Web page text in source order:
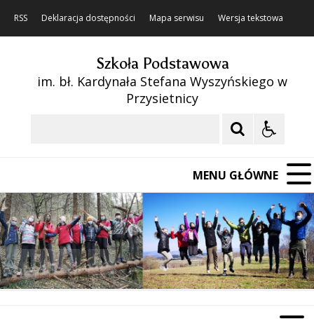
RSS Deklaracja dostępności Mapa serwisu Wersja tekstowa
Szkoła Podstawowa
im. bł. Kardynała Stefana Wyszyńskiego w
Przysietnicy
MENU GŁÓWNE
Poprzedni Element
Następny Element
❚❚